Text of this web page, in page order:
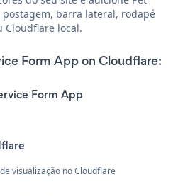
postagem, barra lateral, rodapé
Cloudflare local.
Form App on Cloudflare:
Form App
visualização no Cloudflare